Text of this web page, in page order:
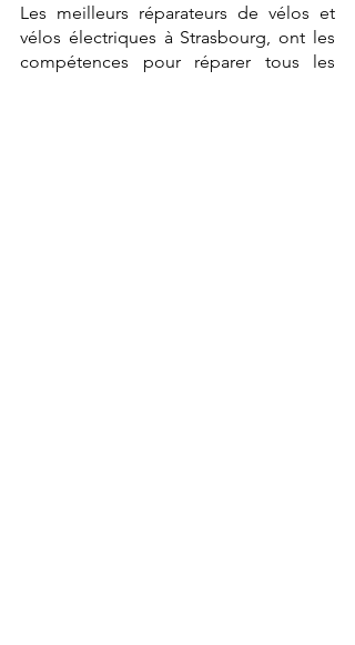
Les meilleurs réparateurs de vélos et
vélos électriques à Strasbourg, ont les
compétences pour réparer tous les